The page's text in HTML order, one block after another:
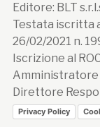
Editore: BLT
Testata iscritta
26/02/2021 n.
Iscrizione al
Amministratore
Direttore
Privacy Policy